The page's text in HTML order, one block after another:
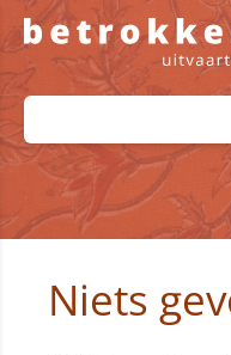
Niets